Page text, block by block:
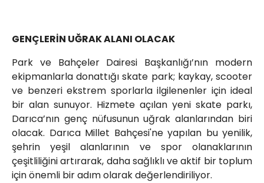
GENÇLERİN UĞRAK ALANI OLACAK
Park ve Bahçeler Dairesi Başkanlığı’nın modern
ekipmanlarla donattığı skate park; kaykay, scooter
ve benzeri ekstrem sporlarla ilgilenenler için ideal
bir alan sunuyor. Hizmete açılan yeni skate parkı,
Darıca’nın genç nüfusunun uğrak alanlarından biri
olacak. Darıca Millet Bahçesi'ne yapılan bu yenilik,
şehrin yeşil alanlarının ve spor olanaklarının
çeşitliliğini artırarak, daha sağlıklı ve aktif bir toplum
için önemli bir adım olarak değerlendiriliyor.